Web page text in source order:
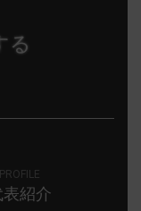
る
PROFILE
表紹介